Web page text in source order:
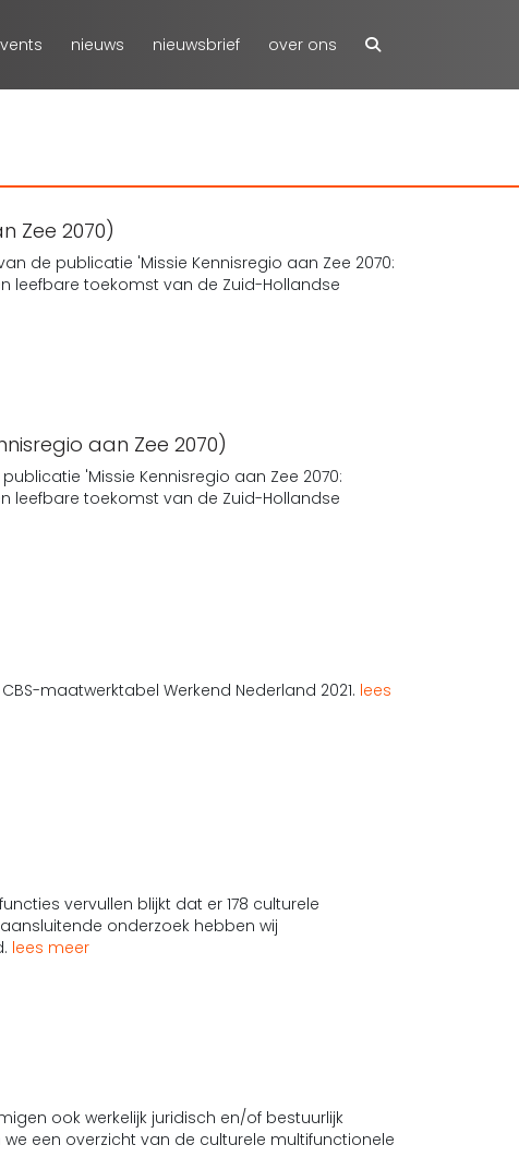
nieuws nieuwsbrief over ons
Zee 2070)
de publicatie 'Missie Kennisregio aan Zee 2070:
leefbare toekomst van de Zuid-Hollandse
aan Zee 2070)
'Missie Kennisregio aan Zee 2070:
leefbare toekomst van de Zuid-Hollandse
maatwerktabel Werkend Nederland 2021. lees
vervullen blijkt dat er 178 culturele
onderzoek hebben wij
lees meer
ook werkelijk juridisch en/of bestuurlijk
een overzicht van de culturele multifunctionele